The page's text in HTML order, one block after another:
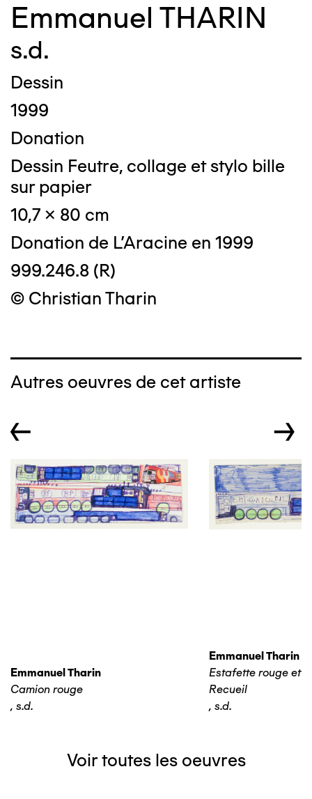
Emmanuel THARIN
s.d.
Dessin
1999
Donation
Dessin Feutre, collage et stylo bille
sur papier
10,7 x 80 cm
Donation de L'Aracine en 1999
999.246.8 (R)
© Christian Tharin
Autres oeuvres de cet artiste
← →
Emmanuel Tharin
Camion rouge
, s.d.
Emmanuel Tharin
Estafette rouge et
Recueil
, s.d.
Voir toutes les oeuvres